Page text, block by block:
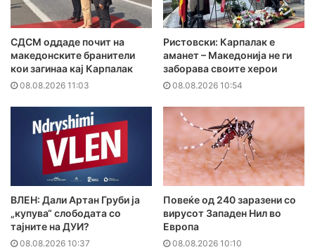
СДСМ оддаде почит на
македонските бранители
кои загинаа кај Карпалак
08.08.2026 11:03
Ристовски: Карпалак е
аманет – Македонија не ги
заборава своите херои
08.08.2026 10:54
ВЛЕН: Дали Артан Груби ја
„купува“ слободата со
тајните на ДУИ?
08.08.2026 10:37
Повеќе од 240 заразени со
вирусот Западен Нил во
Европа
08.08.2026 10:10